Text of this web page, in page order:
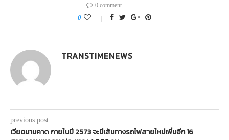
0 comment
0
TRANSTIMENEWS
previous post
เวียดนามคาด ภายในปี 2573 จะมีเส้นทางรถไฟสายใหม่เพิ่มอีก 16